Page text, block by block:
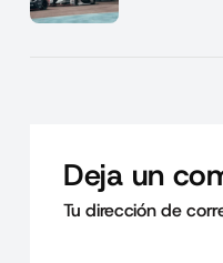
Deja un
Tu dirección de